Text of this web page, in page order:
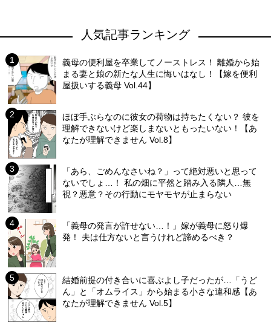
人気記事ランキング
義母の便利屋を卒業してノーストレス！ 離婚から始
まる妻と娘の新たな人生に悔いはなし！【嫁を便利
屋扱いする義母 Vol.44】
ほぼ手ぶらなのに彼女の荷物は持ちたくない？ 彼を
理解できないけど楽しまないともったいない！【あ
なたが理解できません Vol.8】
「あら、ごめんなさいね？」って絶対悪いと思って
ないでしょ…！ 私の畑に平然と踏み入る隣人…無
視？悪意？その行動にモヤモヤが止まらない
「義母の発言が許せない…！」嫁が義母に怒り爆
発！ 夫は仕方ないと言うけれど諦めるべき？
結婚前提の付き合いに喜ぶよし子だったが…「うど
ん」と「オムライス」から始まる小さな違和感【あ
なたが理解できません Vol.5】